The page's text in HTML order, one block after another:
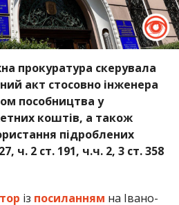
прокуратура скерувала
акт стосовно інженера
пособництва у
коштів, а також
підроблених
ч. 2 ст. 191, ч.ч. 2, 3 ст. 358
із посиланням на Івано-